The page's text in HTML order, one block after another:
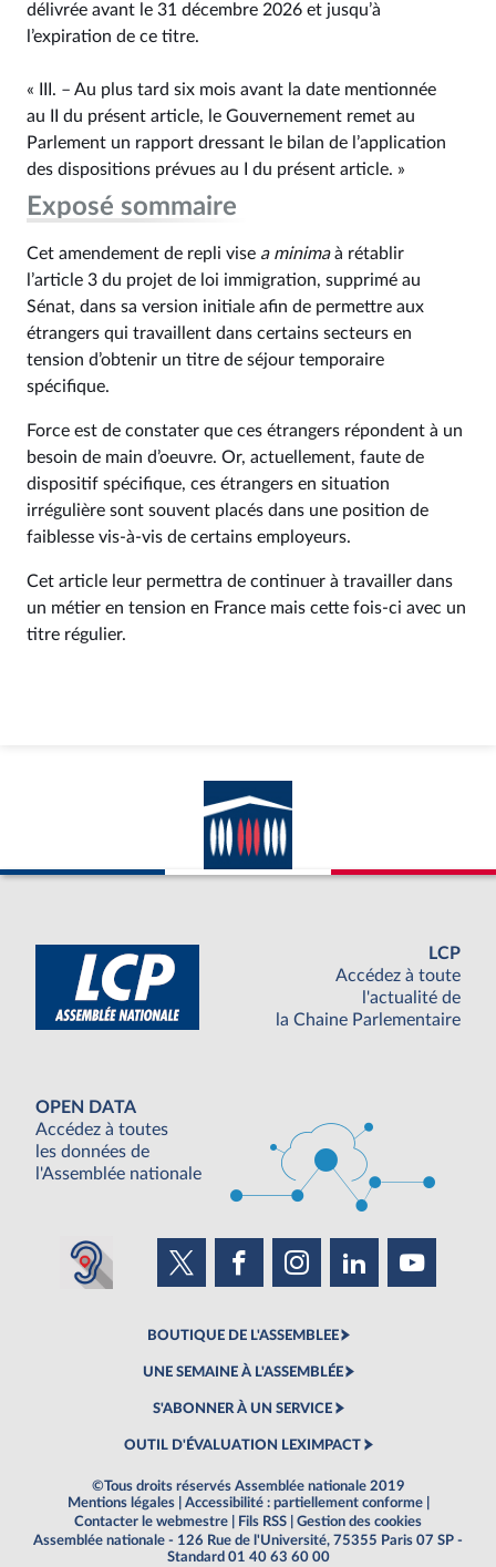
délivrée avant le 31 décembre 2026 et jusqu’à
l’expiration de ce titre.
« III. – Au plus tard six mois avant la date mentionnée
au II du présent article, le Gouvernement remet au
Parlement un rapport dressant le bilan de l’application
des dispositions prévues au I du présent article. »
Exposé sommaire
Cet amendement de repli vise a minimaà rétablir
l’article 3 du projet de loi immigration, supprimé au
Sénat, dans sa version initiale afin de permettre aux
étrangers qui travaillent dans certains secteurs en
tension d’obtenir un titre de séjour temporaire
spécifique.
Force est de constater que ces étrangers répondent à un
besoin de main d’oeuvre. Or, actuellement, faute de
dispositif spécifique, ces étrangers en situation
irrégulière sont souvent placés dans une position de
faiblesse vis-à-vis de certains employeurs.
Cet article leur permettra de continuer à travailler dans
un métier en tension en France mais cette fois-ci avec un
titre régulier.
LCP
Accédez à toute
l'actualité de
la Chaine Parlementaire
OPEN DATA
Accédez à toutes
les données de
l'Assemblée nationale
BOUTIQUE DE L'ASSEMBLEE
UNE SEMAINE À L'ASSEMBLÉE
S'ABONNER À UN SERVICE
OUTIL D'ÉVALUATION LEXIMPACT
©Tous droits réservés Assemblée nationale 2019
Mentions légales
Accessibilité : partiellement conforme
Contacter le webmestre
Fils RSS
Gestion des cookies
Assemblée nationale - 126 Rue de l'Université, 75355 Paris 07 SP -
Standard 01 40 63 60 00